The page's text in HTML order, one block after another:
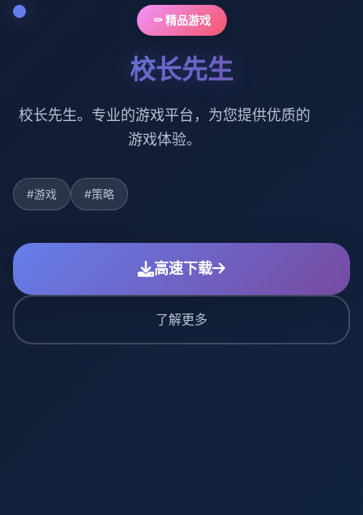
⚰️ 精品游戏
校长先生
校长先生。专业的游戏平台，为您提供优质的
游戏体验。
#游戏 #策略
高速下载
了解更多